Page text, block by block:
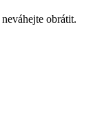
obrátit.